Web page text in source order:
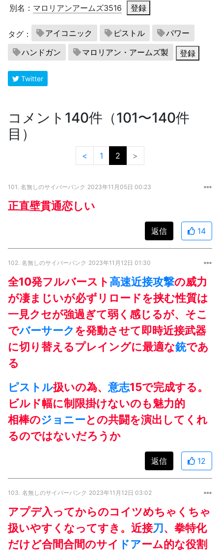
別名： マロリアンアームズ3516 登録
タグ： アイコニック ピストル
パワー
ハンドガン
マロリアン・アームズ製 登録
Twitter
コメント140件（101〜140件
目）
< 1 2 >
101. 名無しのサイバーパンク 2023年11月05日 00:23
正直壁貫通恋しい
返信 14
102. 名無しのサイバーパンク 2023年11月12日 01:30
全10発フルバースト 高速近接攻撃の威力
が凄まじいが必ずリロードを挟む性質は
一見クセが強過ぎて弱く感じるが、そこ
でバーサーク を発動させて即時近接武器
に切り替えるプレイングに最適な銃であ
る
ピストル扱いの為、 意志15で完成する。
ビルド幅に制限掛けないのも魅力的
相棒のジョニーとの共闘を演出してくれ
るのではないだろうか
返信 12
103. 名無しのサイバーパンク 2023年11月12日 03:02
アプデ入ってからのコイツめちゃくちゃ
扱いやすくなってすき。近接刀、拳特化
だけど合間合間のサイ ドアーム的な役割